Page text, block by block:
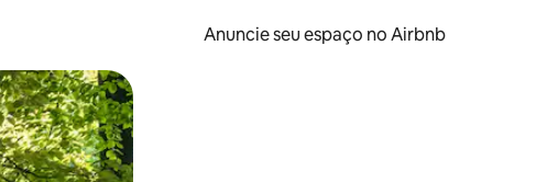
Anuncie seu espaço no Airbnb